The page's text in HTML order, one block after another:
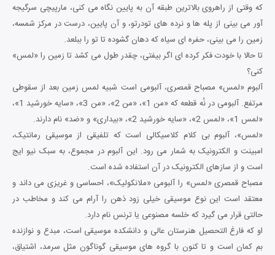
که وقتی از راهروی بالاترین طبقه آن به پایین نگاه می کنی، مارپیچی سرگیجه
آور می بینی از پله ها و نرده های تودرتو، و آن پایین، درست در مرکز شمسه،
زمین را می بینی، حفره ای سیاه که دهان گشوده تا تو را ببلعد.
تا حالا با خودت فکر کرده ای اگر بیفتی، چقدر طول می کشد تا زمین را «لمس»
کنی؟
آلبوم «لمس» مصباح قمصری، آلبومی است شبیه لمس زمین بعد از سقوطی
مرتفع. آلبومی در نُه قطعه که «من 1»، «من 2»، «من 3»، «سایه خورشید 1»،
«لمس 1»، «لمس 2»، «سایه خورشید 2»، «بیداری» و «ضد» نام دارند.
«لمس»، آلبوم بی کلام کلاسیکالی است که تلفیقی از موسیقی رمانتیک،
امبینت و الکترونیک به شمار می رود. این آلبوم در مجموع، به سبک نیو ایج
است و از سازهای الکترونیک در آن استفاده شده است.
مصباح قمصری «لمس» را آلبومی «ملانکولیک»، احساسی و غریزی می داند و
معتقد است این نوع موسیقی خیلی زود ذهن را آرام می ‌کند و مخاطب در
حالتی قرار می‌ گیرد که خلسه مصنوعی یا ترنس نام دارد.
او که فارغ التحصیل هنرستان عالی و دانشکده موسیقی است، مبدع و نوازنده
بم کمان است و تا کنون با گروه های موسیقی گوناگون مثل سرمد، اشتیاق،